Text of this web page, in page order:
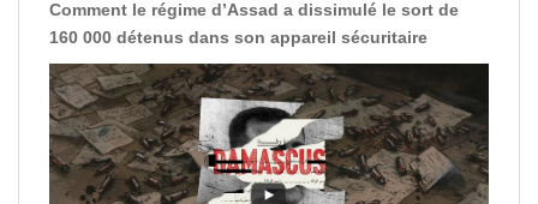
Comment le régime d’Assad a dissimulé le sort de
160 000 détenus dans son appareil sécuritaire